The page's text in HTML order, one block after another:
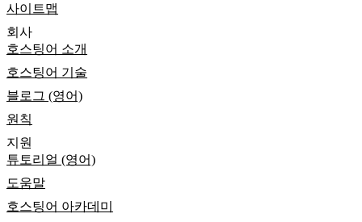
사이트맵
회사
호스팅어 소개
호스팅어 기술
블로그 (영어)
원칙
지원
튜토리얼 (영어)
도움말
호스팅어 아카데미